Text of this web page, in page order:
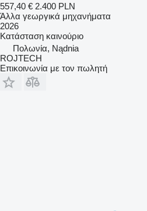
557,40 € 2.400 PLN
Άλλα γεωργικά μηχανήματα
2026
Κατάσταση καινούριο
Πολωνία, Nądnia
ROJTECH
Επικοινωνία με τον πωλητή